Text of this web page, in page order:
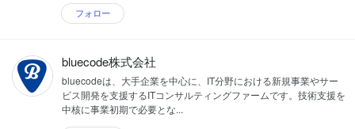
フォロー
bluecode株式会社
bluecodeは、大手企業を中心に、IT分野における新規事業やサー
ビス開発を支援するITコンサルティングファームです。技術支援を
中核に事業初期で必要とな...